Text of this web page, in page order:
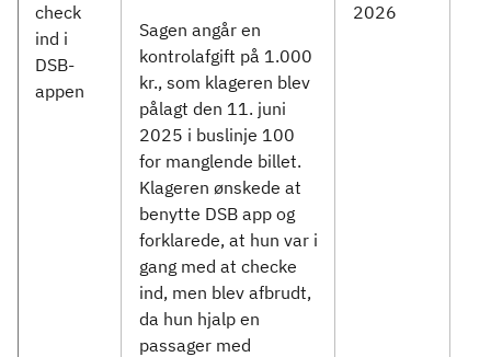
check
ind i
DSB-
appen
Sagen angår en
kontrolafgift på 1.000
kr., som klageren blev
pålagt den 11. juni
2025 i buslinje 100
for manglende billet.
Klageren ønskede at
benytte DSB app og
forklarede, at hun var i
gang med at checke
ind, men blev afbrudt,
da hun hjalp en
passager med
2026